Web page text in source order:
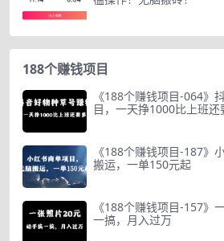
188个赚钱项目
《188个赚钱项目-064》
目，一天挣1000比上班还
《188个赚钱项目-187》
搬运，一单150元起
《188个赚钱项目-157》
一搞，月入过万